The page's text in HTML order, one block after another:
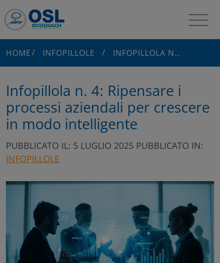
HOME INFOPILLOLE INFOPILLOLA N. 4: RIPENSARE I PROCESSI AZIENDALI PER CRESCERE IN MODO INTELLIGENTE
Infopillola n. 4: Ripensare i
processi aziendali per crescere
in modo intelligente
PUBBLICATO IL: 5 LUGLIO 2025 PUBBLICATO IN:
INFOPILLOLE